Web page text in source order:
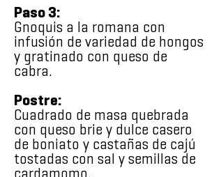
Paso 3:
Gnoquis a la romana con
infusión de variedad de hongos
y gratinado con queso de
cabra.
Postre:
Cuadrado de masa quebrada
con queso brie y dulce casero
de boniato y castañas de cajú
tostadas con sal y semillas de